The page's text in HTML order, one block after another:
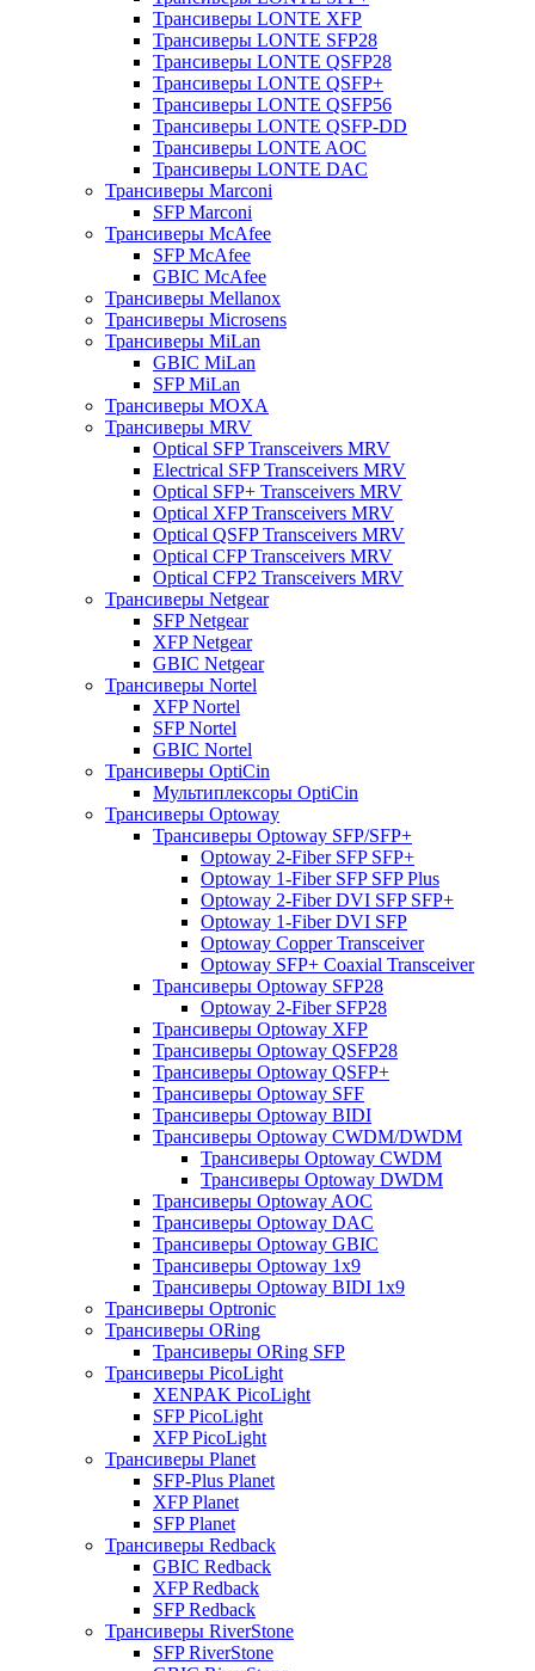
Трансиверы LONTE XFP
Трансиверы LONTE SFP28
Трансиверы LONTE QSFP28
Трансиверы LONTE QSFP+
Трансиверы LONTE QSFP56
Трансиверы LONTE QSFP-DD
Трансиверы LONTE AOC
Трансиверы LONTE DAC
Трансиверы Marconi
SFP Marconi
Трансиверы McAfee
SFP McAfee
GBIC McAfee
Трансиверы Mellanox
Трансиверы Microsens
Трансиверы MiLan
GBIC MiLan
SFP MiLan
Трансиверы MOXA
Трансиверы MRV
Optical SFP Transceivers MRV
Electrical SFP Transceivers MRV
Optical SFP+ Transceivers MRV
Optical XFP Transceivers MRV
Optical QSFP Transceivers MRV
Optical CFP Transceivers MRV
Optical CFP2 Transceivers MRV
Трансиверы Netgear
SFP Netgear
XFP Netgear
GBIC Netgear
Трансиверы Nortel
XFP Nortel
SFP Nortel
GBIC Nortel
Трансиверы OptiCin
Мультиплексоры OptiCin
Трансиверы Optoway
Трансиверы Optoway SFP/SFP+
Optoway 2-Fiber SFP SFP+
Optoway 1-Fiber SFP SFP Plus
Optoway 2-Fiber DVI SFP SFP+
Optoway 1-Fiber DVI SFP
Optoway Copper Transceiver
Optoway SFP+ Coaxial Transceiver
Трансиверы Optoway SFP28
Optoway 2-Fiber SFP28
Трансиверы Optoway XFP
Трансиверы Optoway QSFP28
Трансиверы Optoway QSFP+
Трансиверы Optoway SFF
Трансиверы Optoway BIDI
Трансиверы Optoway CWDM/DWDM
Трансиверы Optoway CWDM
Трансиверы Optoway DWDM
Трансиверы Optoway AOC
Трансиверы Optoway DAC
Трансиверы Optoway GBIC
Трансиверы Optoway 1х9
Трансиверы Optoway BIDI 1x9
Трансиверы Optronic
Трансиверы ORing
Трансиверы ORing SFP
Трансиверы PicoLight
XENPAK PicoLight
SFP PicoLight
XFP PicoLight
Трансиверы Planet
SFP-Plus Planet
XFP Planet
SFP Planet
Трансиверы Redback
GBIC Redback
XFP Redback
SFP Redback
Трансиверы RiverStone
SFP RiverStone